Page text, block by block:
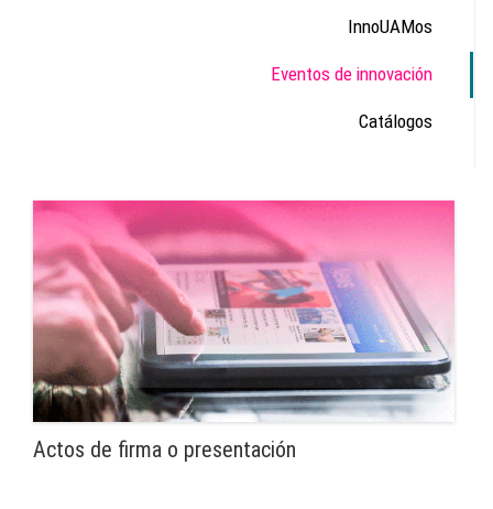
InnoUAMos
Eventos de innovación
Catálogos
Actos de firma o presentación